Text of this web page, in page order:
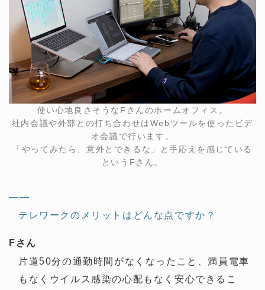
使い心地良さそうなFさんのホームオフィス。
社内会議や外部との打ち合わせはWebツールを使ったビデ
オ会議で行います。
「やってみたら、意外とできるな」と手応えを感じている
というFさん。
——
テレワークのメリットはどんな点ですか？
Fさん
片道50分の通勤時間がなくなったこと、満員電車
もなくウイルス感染の心配もなく安心できるこ